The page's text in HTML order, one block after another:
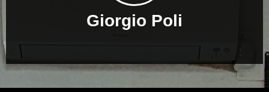
Giorgio Poli